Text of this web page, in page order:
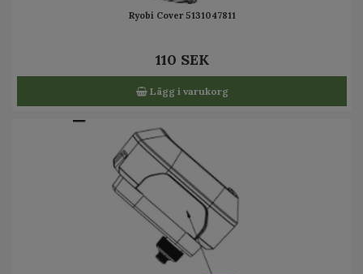
Ryobi Cover 5131047811
110 SEK
Lägg i varukorg